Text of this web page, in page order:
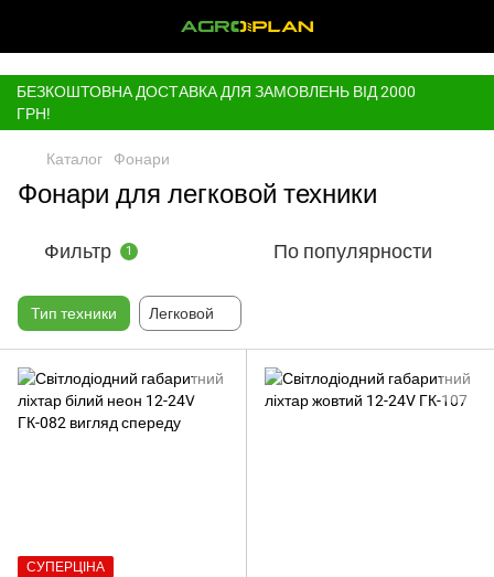
БЕЗКОШТОВНА ДОСТАВКА ДЛЯ ЗАМОВЛЕНЬ ВІД 2000
ГРН!
Каталог Фонари
Фонари для легковой техники
Фильтр 1 По популярности
Тип техники Легковой
СУПЕРЦІНА